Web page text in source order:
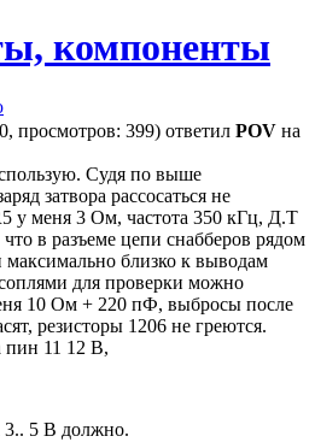
компоненты
просмотров: 399) ответил POV на
Судя по выше
затвора рассосаться не
у меня 3 Ом, частота 350 кГц, Д.Т
в разъеме цепи снабберов рядом
близко к выводам
для проверки можно
10 Ом + 220 пФ, выбросы после
резисторы 1206 не греются.
11 12 В,
3.. 5 В должно.